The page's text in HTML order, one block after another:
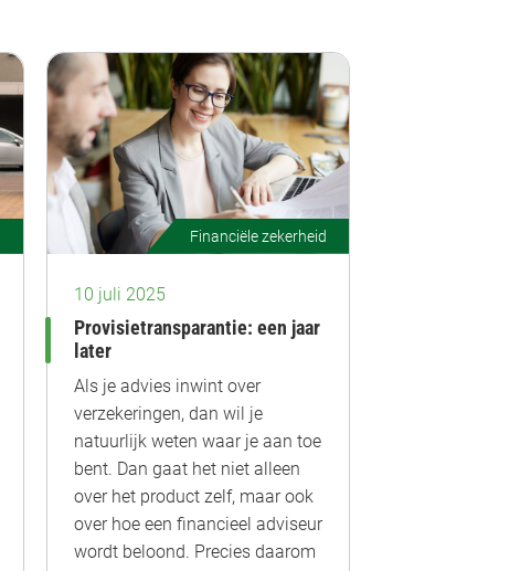
Financiële zekerheid
10 juli 2025
Provisietransparantie: een jaar
later
Als je advies inwint over
verzekeringen, dan wil je
natuurlijk weten waar je aan toe
bent. Dan gaat het niet alleen
over het product zelf, maar ook
over hoe een financieel adviseur
wordt beloond. Precies daarom